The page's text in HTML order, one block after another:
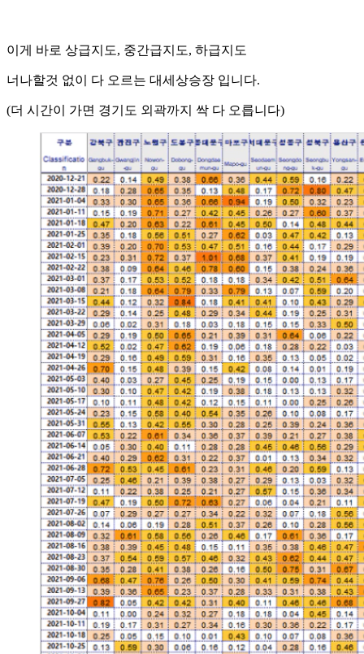
이게 바로 상급지도, 중간급지도, 하급지도
너나할것 없이 다 오르는 대세상승장 입니다.
(더 시간이 가면 경기도 외곽까지 싹 다 오릅니다)